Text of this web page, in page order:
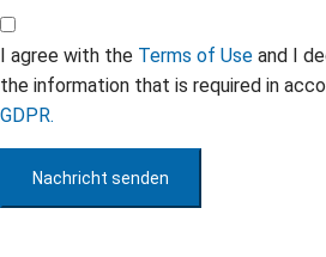
I agree with the Terms of Use and I
the information that is required in
GDPR.
Nachricht senden